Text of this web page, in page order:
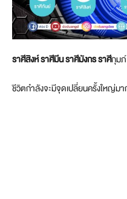
ราศีสิงห์ ราศีมีน ราศีมังกร ราศีกุมภ์
ชีวิตกำลังจะมีจุดเปลี่ยนครั้งใหญ่ม